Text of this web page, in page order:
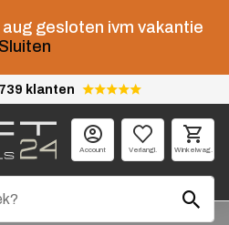
gesloten ivm vakantie
Sluiten
739 klanten
Account Verlangl. Winkelwag.